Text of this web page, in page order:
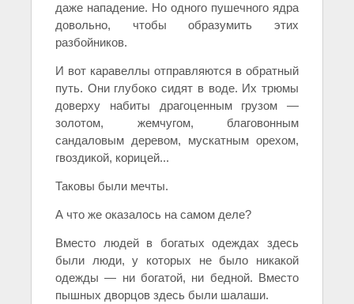
даже нападение. Но одного пушечного ядра
довольно, чтобы образумить этих
разбойников.
И вот каравеллы отправляются в обратный
путь. Они глубоко сидят в воде. Их трюмы
доверху набиты драгоценным грузом —
золотом, жемчугом, благовонным
сандаловым деревом, мускатным орехом,
гвоздикой, корицей...
Таковы были мечты.
А что же оказалось на самом деле?
Вместо людей в богатых одеждах здесь
были люди, у которых не было никакой
одежды — ни богатой, ни бедной. Вместо
пышных дворцов здесь были шалаши.